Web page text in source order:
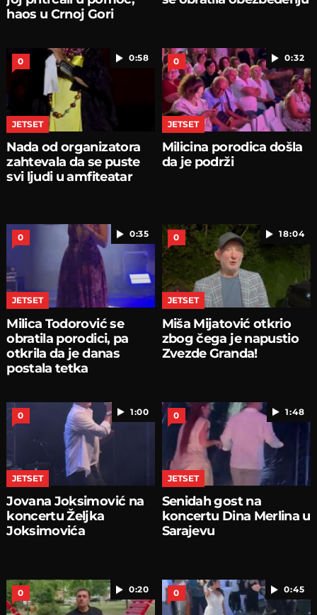
haos u Crnoj Gori
0:58
0
JETSET
Nada od organizatora
zahtevala da se puste
svi ljudi u amfiteatar
0:32
0
JETSET
Milicina porodica došla
da je podrži
0:35
0
JETSET
Milica Todorović se
obratila porodici, pa
otkrila da je danas
postala tetka
18:04
0
JETSET
Miša Mijatović otkrio
zbog čega je napustio
Zvezde Granda!
1:00
0
JETSET
Jovana Joksimović na
koncertu Željka
Joksimovića
1:48
0
JETSET
Senidah gost na
koncertu Dina Merlina u
Sarajevu
0:20
0 0:45
0